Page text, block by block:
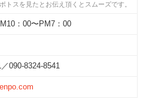
トスを見たとお伝え頂くとスムーズです。
：00〜PM7：00
090-8324-8541